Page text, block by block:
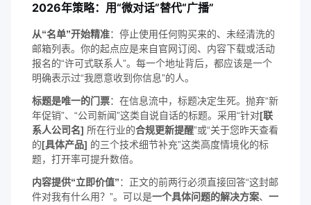
2026年策略：用“微对话”替代“广播”
从“名单”开始精准：停止使用任何购买来的、未经清洗的
邮箱列表。你的起点应是来自官网订阅、内容下载或活动
报名的“许可式联系人”。每一个地址背后，都应该是一个
明确表示过“我愿意收到你信息”的人。
标题是唯一的门票：在信息流中，标题决定生死。抛弃“新
年促销”、“公司新闻”这类自说自话的标题。采用“针对[联
系人公司名] 所在行业的合规更新提醒”或“关于您昨天查看
的[具体产品] 的三个技术细节补充”这类高度情境化的标
题，打开率可提升数倍。
内容提供“立即价值”：正文的前两行必须直接回答“这封邮
件对我有什么用？”。可以是一个具体问题的解决方案、 一